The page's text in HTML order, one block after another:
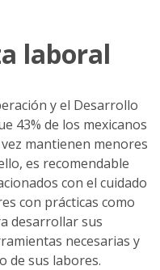
laboral
y el Desarrollo
43% de los mexicanos
mantienen menores
es recomendable
con el cuidado
con prácticas como
desarrollar sus
necesarias y
de sus labores.